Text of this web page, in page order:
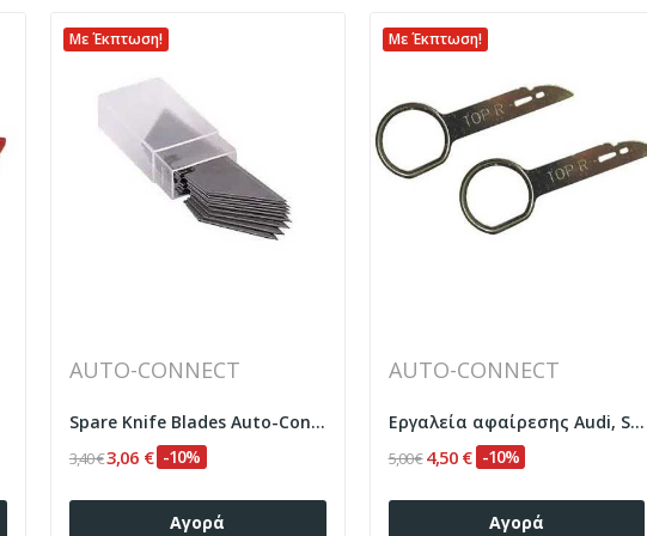
Με Έκπτωση!
AUTO-CONNECT
Spare Knife Blades Auto-Connect 720DBLADE...
3,40 €3,06 € -10%
Αγορά
Με Έκπτωση!
AUTO-CONNECT
Εργαλεία αφαίρεσης Audi, Seat, Skoda, VW...
5,00 €4,50 € -10%
Αγορά